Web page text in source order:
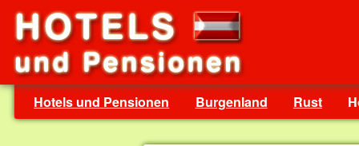
Hotels und Pensionen Burgenland Rust